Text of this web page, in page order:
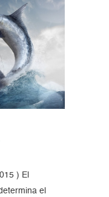
) El
el